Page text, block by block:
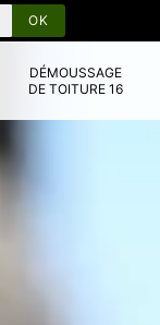
DÉMOUSSAGE
DE TOITURE 16